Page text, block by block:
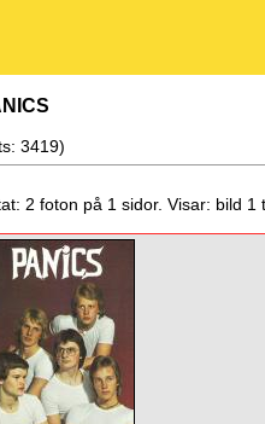
3419)
2 foton på 1 sidor. Visar: bild 1